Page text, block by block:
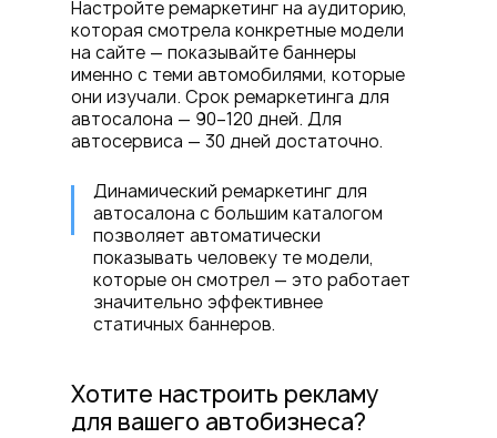
Настройте ремаркетинг на аудиторию,
которая смотрела конкретные модели
на сайте — показывайте баннеры
именно с теми автомобилями, которые
они изучали. Срок ремаркетинга для
автосалона — 90–120 дней. Для
автосервиса — 30 дней достаточно.
Динамический ремаркетинг для
автосалона с большим каталогом
позволяет автоматически
показывать человеку те модели,
которые он смотрел — это работает
значительно эффективнее
статичных баннеров.
Хотите настроить рекламу
для вашего автобизнеса?